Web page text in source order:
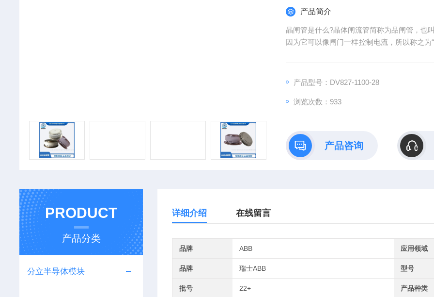
产品简介
晶闸管是什么?晶体闸流管简称为品闸管，也
因为它可以像闸门一样控制电流，所以称之
产品型号：DV827-1100-28
浏览次数：933
产品咨询
PRODUCT
产品分类
分立半导体模块
详细介绍 在线留言
品牌 ABB 应用领域
品牌 瑞士ABB 型号
批号 22+ 产品种类